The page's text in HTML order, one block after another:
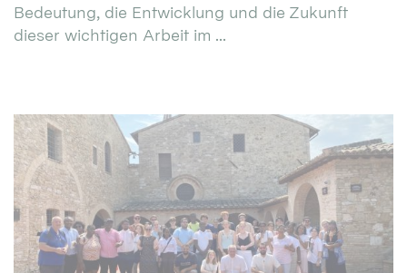
Bedeutung, die Entwicklung und die Zukunft
dieser wichtigen Arbeit im ...